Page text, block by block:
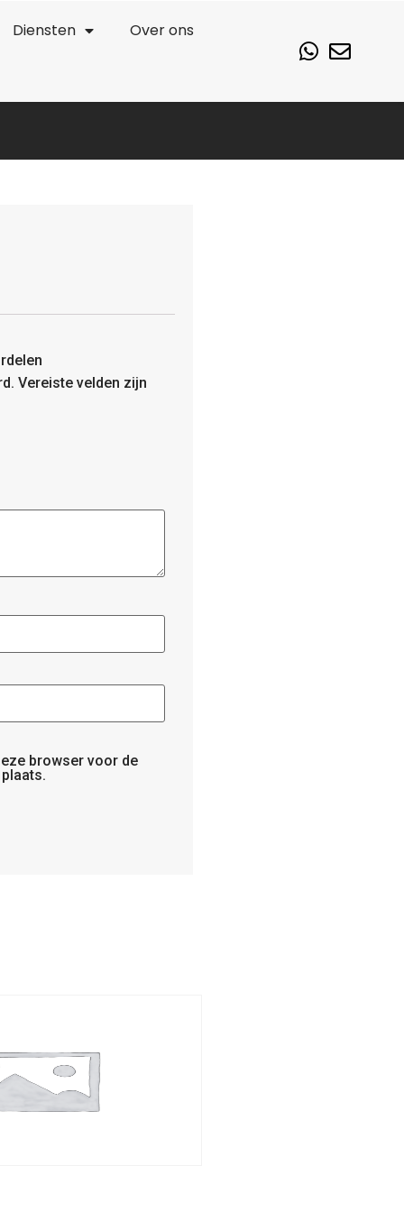
Diensten Over ons
Vereiste velden zijn
browser voor de